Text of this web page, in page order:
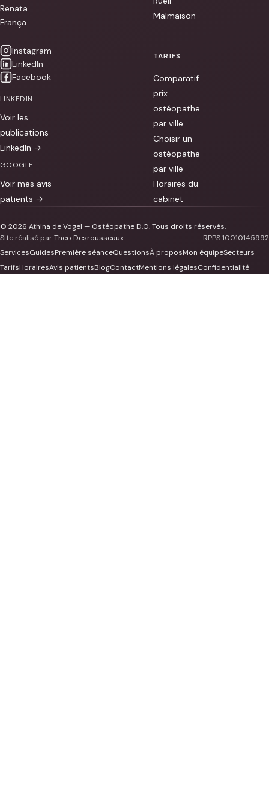
Renata
França.
Instagram
LinkedIn
Facebook
LINKEDIN
Voir les
publications
LinkedIn →
GOOGLE
Voir mes avis
patients →
Malmaison
TARIFS
Comparatif
prix
ostéopathe
par ville
Choisir un
ostéopathe
par ville
Horaires du
cabinet
© 2026 Athina de Vogel — Ostéopathe D.O. Tous droits réservés.
Site réalisé parTheo Desrousseaux
RPPS 10010145992
ServicesGuidesPremière séanceQuestionsÀ proposMon équipeSecteurs
TarifsHorairesAvis patientsBlogContactMentions légalesConfidentialité